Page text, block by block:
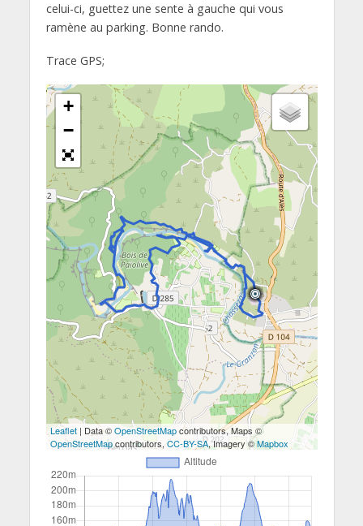
celui-ci, guettez une sente à gauche qui vous
ramène au parking. Bonne rando.
Trace GPS;
+
−
Leaflet| Data ©OpenStreetMapcontributors, Maps ©
OpenStreetMapcontributors,CC-BY-SA, Imagery ©Mapbox